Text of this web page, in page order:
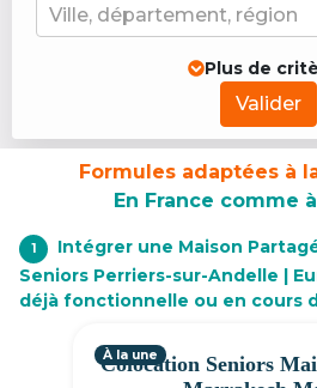
Ville, département, région
Plus de
Valider
Formules adaptées à
En France comme
1
Intégrer une Maison
Seniors Perriers-sur-Andelle |
déjà fonctionnelle ou en cours
Colocation Seniors
À la une